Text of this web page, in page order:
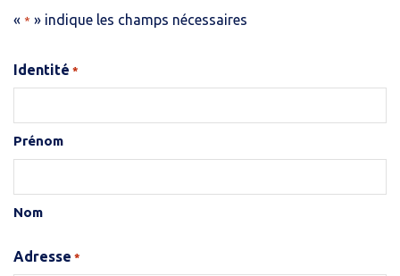
« * » indique les champs nécessaires
Identité *
Prénom
Nom
Adresse *